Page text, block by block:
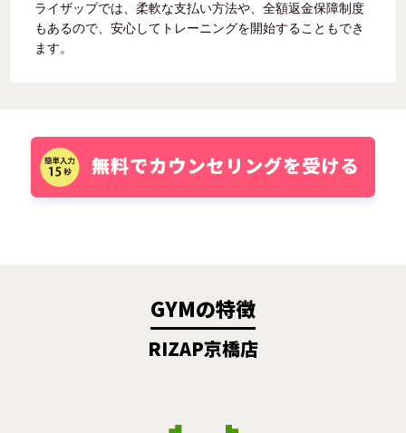
ライザップでは、柔軟な支払い方法や、全額返金保障制度
もあるので、安心してトレーニングを開始することもでき
ます。
GYMの特徴
RIZAP京橋店